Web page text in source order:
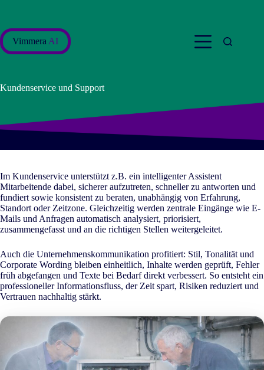
Vimmera AI
Kundenservice und Support
Im Kundenservice unterstützt z.B. ein intelligenter Assistent
Mitarbeitende dabei, sicherer aufzutreten, schneller zu antworten und
fundiert sowie konsistent zu beraten, unabhängig von Erfahrung,
Standort oder Zeitzone. Gleichzeitig werden zentrale Eingänge wie E-
Mails und Anfragen automatisch analysiert, priorisiert,
zusammengefasst und an die richtigen Stellen weitergeleitet.
Auch die Unternehmenskommunikation profitiert: Stil, Tonalität und
Corporate Wording bleiben einheitlich, Inhalte werden geprüft, Fehler
früh abgefangen und Texte bei Bedarf direkt verbessert. So entsteht ein
professioneller Informationsfluss, der Zeit spart, Risiken reduziert und
Vertrauen nachhaltig stärkt.